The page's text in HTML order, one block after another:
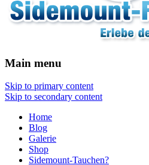
Main menu
Skip to primary content
Skip to secondary content
Home
Blog
Galerie
Shop
Sidemount-Tauchen?